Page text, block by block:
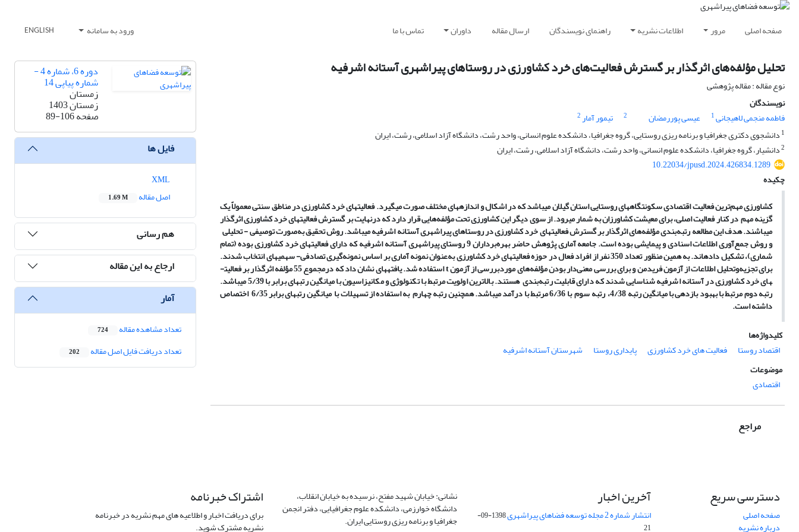
صفحه اصلی مرور اطلاعات نشریه راهنمای نویسندگان ارسال مقاله داوران تماس با ما ورود به سامانه ENGLISH
تحلیل مؤلفه‌های اثرگذار بر گسترش فعالیت‌های خرد کشاورزی در روستاهای پیراشهری آستانه اشرفیه
نوع مقاله : مقاله پژوهشی
نویسندگان
فاطمه منجمی لاهیجانی1 عیسی پوررمضان 2 تیمور آمار2
1 دانشجوی دکتری جغرافیا و برنامه ریزی روستایی، گروه جغرافیا، دانشکده علوم انسانی، واحد رشت، دانشگاه آزاد اسلامی، رشت، ایران
2دانشیار، گروه جغرافیا، دانشکده علوم انسانی، واحد رشت، دانشگاه آزاد اسلامی، رشت، ایران
10.22034/jpusd.2024.426834.1289
چکیده
کشاورزی مهم‌ترین فعالیت اقتصادی سکونتگاه­های روستایی استان گیلان می­باشد که در اشکال و اندازه­های مختلف صورت می­گیرد. فعالیت­های خرد کشاورزی در مناطق سنتی معمولاً یک
گزینه مهم در کنار فعالیت اصلی، برای معیشت کشاورزان به شمار می­رود. از سوی دیگر این کشاورزی تحت مؤلفه‌هایی قرار دارد که درنهایت بر گسترش فعالیت­های خرد کشاورزی اثرگذار
می­باشند. هدف این مطالعه رتبه‌بندی مؤلفه‌های اثرگذار بر گسترش فعالیت­های خرد کشاورزی در روستاهای پیراشهری آستانه اشرفیه می­باشد. روش تحقیق به‌صورت توصیفی - تحلیلی
و روش جمع‌آوری اطلاعات اسنادی و پیمایشی بوده است. جامعه آماری پژوهش حاضر بهره‌برداران 9 روستای پیراشهری آستانه اشرفیه که دارای فعالیت­های خرد کشاورزی بوده (تمام
شماری)، تشکیل داده­اند. به همین منظور تعداد 350 نفر از افراد فعال در حوزه فعالیت­های خرد کشاورزی به‌عنوان نمونه آماری بر اساس نمونه‌گیری تصادفی- سهمیه­ای انتخاب شدند.
برای تجزیه‌وتحلیل اطلاعات از آزمون فریدمن و برای بررسی معنی‌دار بودن مؤلفه‌های موردبررسی از آزمون t استفاده شد. یافته­های نشان داد که درمجموع 55 مؤلفه اثرگذار بر فعالیت­
های خرد کشاورزی در آستانه اشرفیه شناسایی شدند که دارای قابلیت رتبه‌بندی هستند. بالاترین اولویت مرتبط با تکنولوژی و مکانیزاسیون با میانگین رتبه­ای برابر با 5/39 می­باشد.
رتبه دوم مرتبط با بهبود بازدهی با میانگین رتبه 4/38، رتبه سوم با 6/36 مرتبط با درآمد می­باشد. همچنین رتبه چهارم به استفاده از تسهیلات با میانگین رتبه­ای برابر 6/35 اختصاص
داشته است.
کلیدواژه‌ها
اقتصاد روستا
فعالیت های خرد کشاورزی پایداری روستا
شهرستان آستانه اشرفیه
موضوعات
اقتصادی
مراجع
دوره 6، شماره 4 -
شماره پیاپی 14
زمستان
زمستان 1403
صفحه89-106
فایل ها
اصل مقاله
1.69 M
هم رسانی
ارجاع به این مقاله
آمار
تعداد مشاهده مقاله 724
تعداد دریافت فایل اصل مقاله 202
دسترسی سریع
صفحه اصلی
درباره نشریه
آخرین اخبار
انتشار شماره 2 مجله توسعه فضاهای پیراشهری
1398-09-
21
نشانی: خیابان شهید مفتح، نرسیده به خیابان انقلاب،
دانشگاه خوارزمی، دانشکده علوم جغرافیایی، دفتر انجمن
جغرافیا و برنامه ریزی روستایی ایران.
اشتراک خبرنامه
برای دریافت اخبار و اطلاعیه های مهم نشریه در خبرنامه
نشریه مشترک شوید.